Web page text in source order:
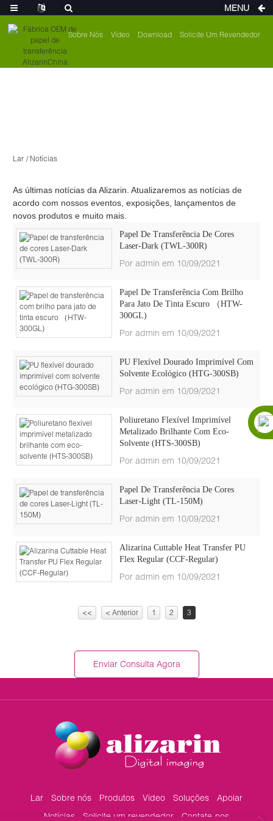
Sobre Nós Vídeo Download Solicite Um Revendedor
Lar Notícias
As últimas notícias da Alizarin. Atualizaremos as notícias de
acordo com nossos eventos, exposições, lançamentos de
novos produtos e muito mais.
Papel De Transferência De Cores
Laser-Dark (TWL-300R)
Por admin em 10/09/2021
Papel De Transferência Com Brilho
Para Jato De Tinta Escuro （HTW-
300GL)
Por admin em 10/09/2021
PU Flexível Dourado Imprimível Com
Solvente Ecológico (HTG-300SB)
Por admin em 10/09/2021
Poliuretano Flexível Imprimível
Metalizado Brilhante Com Eco-
Solvente (HTS-300SB)
Por admin em 10/09/2021
Papel De Transferência De Cores
Laser-Light (TL-150M)
Por admin em 10/09/2021
Alizarina Cuttable Heat Transfer PU
Flex Regular (CCF-Regular)
Por admin em 10/09/2021
<< < Anterior 1 2 3
Enviar Consulta Agora
Lar Sobre nós Produtos Vídeo Soluções
Apoiar
Notícias
Solicite um revendedor Contate-nos
MENU